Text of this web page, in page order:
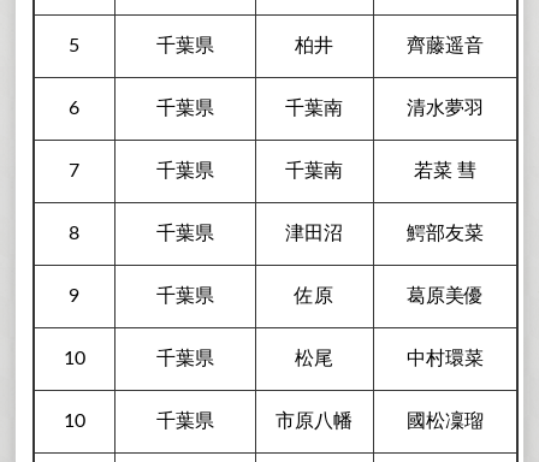
5 千葉県 柏井 齊藤遥音
6 千葉県 千葉南 清水夢羽
7 千葉県 千葉南 若菜 彗
8 千葉県 津田沼 鰐部友菜
9 千葉県 佐原 葛原美優
10 千葉県 松尾 中村環菜
10 千葉県 市原八幡 國松凜瑠